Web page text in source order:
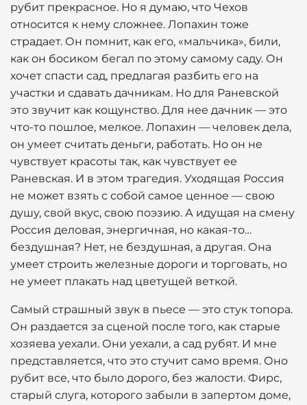
рубит прекрасное. Но я думаю, что Чехов
относится к нему сложнее. Лопахин тоже
страдает. Он помнит, как его, «мальчика», били,
как он босиком бегал по этому самому саду. Он
хочет спасти сад, предлагая разбить его на
участки и сдавать дачникам. Но для Раневской
это звучит как кощунство. Для нее дачник — это
что-то пошлое, мелкое. Лопахин — человек дела,
он умеет считать деньги, работать. Но он не
чувствует красоты так, как чувствует ее
Раневская. И в этом трагедия. Уходящая Россия
не может взять с собой самое ценное — свою
душу, свой вкус, свою поэзию. А идущая на смену
Россия деловая, энергичная, но какая-то…
бездушная? Нет, не бездушная, а другая. Она
умеет строить железные дороги и торговать, но
не умеет плакать над цветущей веткой.
Самый страшный звук в пьесе — это стук топора.
Он раздается за сценой после того, как старые
хозяева уехали. Они уехали, а сад рубят. И мне
представляется, что это стучит само время. Оно
рубит все, что было дорого, без жалости. Фирс,
старый слуга, которого забыли в запертом доме,